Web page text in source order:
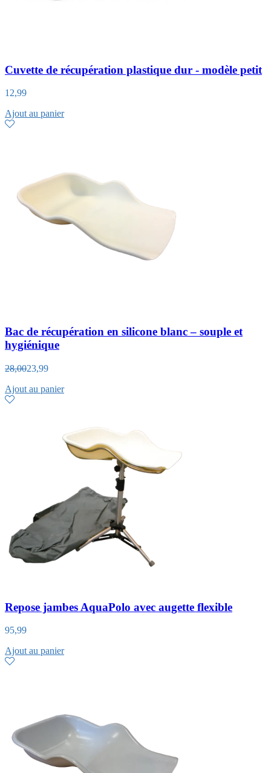
Cuvette de récupération plastique dur - modèle petit
12,99
Ajout au panier
Bac de récupération en silicone blanc – souple et
hygiénique
28,0023,99
Ajout au panier
Repose jambes AquaPolo avec augette flexible
95,99
Ajout au panier